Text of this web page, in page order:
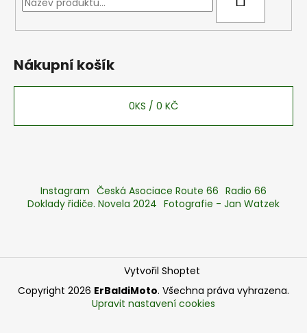
Nákupní košík
0KS / 0 KČ
Instagram Česká Asociace Route 66 Radio 66
Doklady řidiče. Novela 2024 Fotografie - Jan Watzek
Vytvořil Shoptet
Copyright 2026 ErBaldiMoto. Všechna práva vyhrazena.
Upravit nastavení cookies